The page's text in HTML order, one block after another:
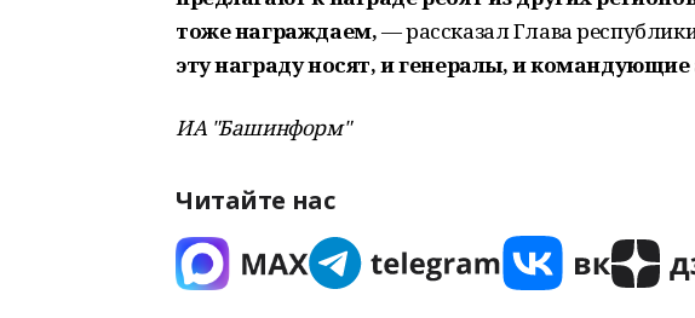
тоже награждаем,— рассказал Глава
эту награду носят, и генералы, и
ИА "Башинформ"
Читайте нас